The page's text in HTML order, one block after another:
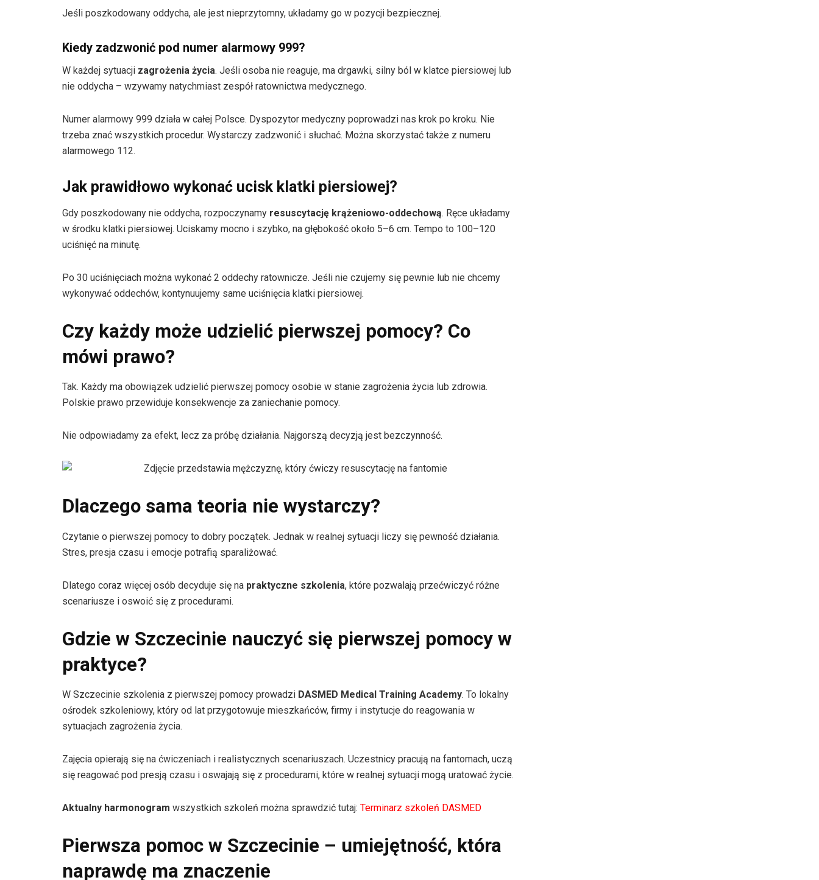
Jeśli poszkodowany oddycha, ale jest nieprzytomny, układamy go w pozycji bezpiecznej.
Kiedy zadzwonić pod numer alarmowy 999?
W każdej sytuacji zagrożenia życia. Jeśli osoba nie reaguje, ma drgawki, silny ból w klatce piersiowej lub
nie oddycha – wzywamy natychmiast zespół ratownictwa medycznego.
Numer alarmowy 999 działa w całej Polsce. Dyspozytor medyczny poprowadzi nas krok po kroku. Nie
trzeba znać wszystkich procedur. Wystarczy zadzwonić i słuchać. Można skorzystać także z numeru
alarmowego 112.
Jak prawidłowo wykonać ucisk klatki piersiowej?
Gdy poszkodowany nie oddycha, rozpoczynamy resuscytację krążeniowo-oddechową. Ręce układamy
w środku klatki piersiowej. Uciskamy mocno i szybko, na głębokość około 5–6 cm. Tempo to 100–120
uciśnięć na minutę.
Po 30 uciśnięciach można wykonać 2 oddechy ratownicze. Jeśli nie czujemy się pewnie lub nie chcemy
wykonywać oddechów, kontynuujemy same uciśnięcia klatki piersiowej.
Czy każdy może udzielić pierwszej pomocy? Co
mówi prawo?
Tak. Każdy ma obowiązek udzielić pierwszej pomocy osobie w stanie zagrożenia życia lub zdrowia.
Polskie prawo przewiduje konsekwencje za zaniechanie pomocy.
Nie odpowiadamy za efekt, lecz za próbę działania. Najgorszą decyzją jest bezczynność.
Dlaczego sama teoria nie wystarczy?
Czytanie o pierwszej pomocy to dobry początek. Jednak w realnej sytuacji liczy się pewność działania.
Stres, presja czasu i emocje potrafią sparaliżować.
Dlatego coraz więcej osób decyduje się na praktyczne szkolenia, które pozwalają przećwiczyć różne
scenariusze i oswoić się z procedurami.
Gdzie w Szczecinie nauczyć się pierwszej pomocy w
praktyce?
W Szczecinie szkolenia z pierwszej pomocy prowadzi DASMED Medical Training Academy. To lokalny
ośrodek szkoleniowy, który od lat przygotowuje mieszkańców, firmy i instytucje do reagowania w
sytuacjach zagrożenia życia.
Zajęcia opierają się na ćwiczeniach i realistycznych scenariuszach. Uczestnicy pracują na fantomach, uczą
się reagować pod presją czasu i oswajają się z procedurami, które w realnej sytuacji mogą uratować życie.
Aktualny harmonogram wszystkich szkoleń można sprawdzić tutaj: Terminarz szkoleń DASMED
Pierwsza pomoc w Szczecinie – umiejętność, która
naprawdę ma znaczenie